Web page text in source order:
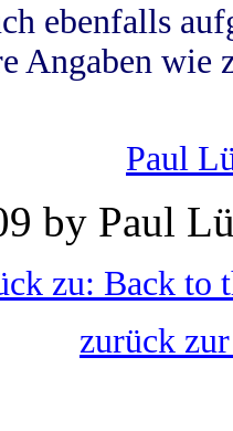
ebenfalls
Angaben wie
Paul
by Paul
zu: Back to
zurück